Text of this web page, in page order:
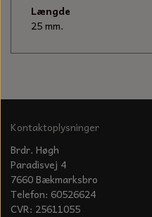
Længde
25 mm.
Kontaktoplysninger
Brdr. Høgh
Paradisvej 4
7660 Bækmarksbro
Telefon: 60526624
CVR: 25611055